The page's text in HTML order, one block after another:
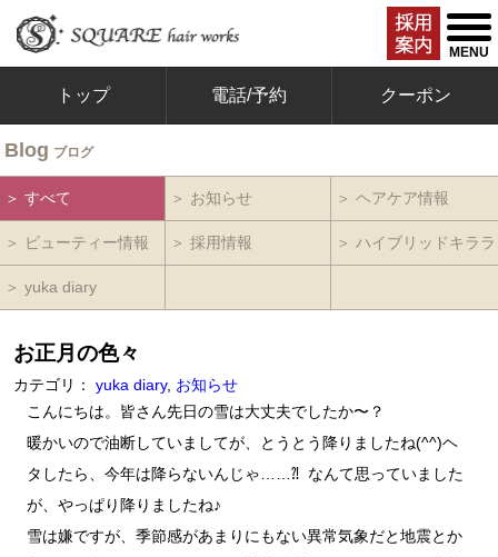
MENU
トップ 電話/予約 クーポン
Blog ブログ
＞ すべて ＞ お知らせ ＞ ヘアケア情報
＞ ビューティー情報 ＞ 採用情報 ＞ ハイブリッドキララ
＞ yuka diary
お正月の色々
カテゴリ： yuka diary, お知らせ
こんにちは。皆さん先日の雪は大丈夫でしたか〜？
暖かいので油断していましてが、とうとう降りましたね(^^)ヘ
タしたら、今年は降らないんじゃ……⁈ なんて思っていました
が、やっぱり降りましたね♪
雪は嫌ですが、季節感があまりにもない異常気象だと地震とか